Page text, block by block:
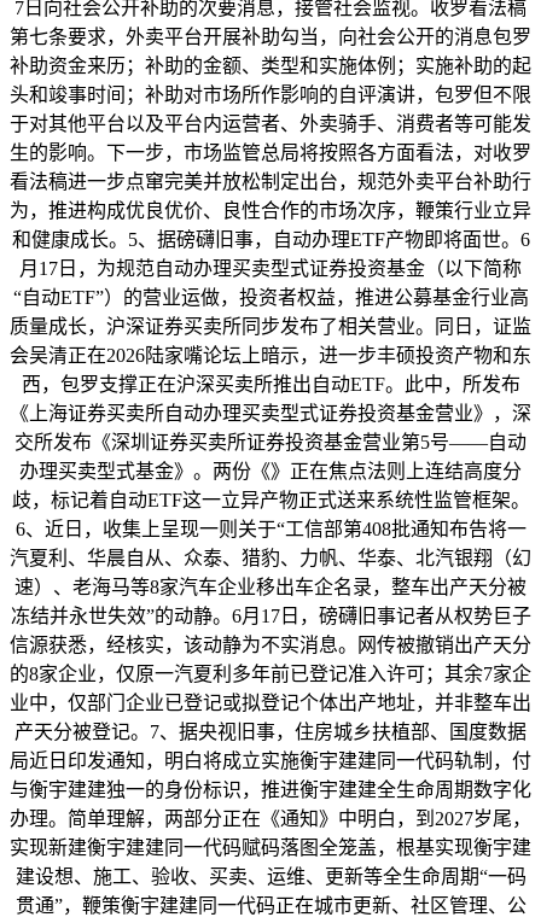
7日向社会公开补助的次要消息，接管社会监视。收罗看法稿
第七条要求，外卖平台开展补助勾当，向社会公开的消息包罗
补助资金来历；补助的金额、类型和实施体例；实施补助的起
头和竣事时间；补助对市场所作影响的自评演讲，包罗但不限
于对其他平台以及平台内运营者、外卖骑手、消费者等可能发
生的影响。下一步，市场监管总局将按照各方面看法，对收罗
看法稿进一步点窜完美并放松制定出台，规范外卖平台补助行
为，推进构成优良优价、良性合作的市场次序，鞭策行业立异
和健康成长。5、据磅礴旧事，自动办理ETF产物即将面世。6
月17日，为规范自动办理买卖型式证券投资基金（以下简称
“自动ETF”）的营业运做，投资者权益，推进公募基金行业高
质量成长，沪深证券买卖所同步发布了相关营业。同日，证监
会吴清正在2026陆家嘴论坛上暗示，进一步丰硕投资产物和东
西，包罗支撑正在沪深买卖所推出自动ETF。此中，所发布
《上海证券买卖所自动办理买卖型式证券投资基金营业》，深
交所发布《深圳证券买卖所证券投资基金营业第5号——自动
办理买卖型式基金》。两份《》正在焦点法则上连结高度分
歧，标记着自动ETF这一立异产物正式送来系统性监管框架。
6、近日，收集上呈现一则关于“工信部第408批通知布告将一
汽夏利、华晨自从、众泰、猎豹、力帆、华泰、北汽银翔（幻
速）、老海马等8家汽车企业移出车企名录，整车出产天分被
冻结并永世失效”的动静。6月17日，磅礴旧事记者从权势巨子
信源获悉，经核实，该动静为不实消息。网传被撤销出产天分
的8家企业，仅原一汽夏利多年前已登记准入许可；其余7家企
业中，仅部门企业已登记或拟登记个体出产地址，并非整车出
产天分被登记。7、据央视旧事，住房城乡扶植部、国度数据
局近日印发通知，明白将成立实施衡宇建建同一代码轨制，付
与衡宇建建独一的身份标识，推进衡宇建建全生命周期数字化
办理。简单理解，两部分正在《通知》中明白，到2027岁尾，
实现新建衡宇建建同一代码赋码落图全笼盖，根基实现衡宇建
建设想、施工、验收、买卖、运维、更新等全生命周期“一码
贯通”，鞭策衡宇建建同一代码正在城市更新、社区管理、公